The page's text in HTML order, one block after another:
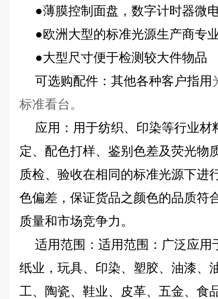
●薄膜控制面盘，数字计时器微
●欧洲大型的标准光源生产商专
●大型尺寸便于检测较大件物品
可选购配件：其他各种客户指用
标准看台。
应用 ：用于纺织、印染等行业
定、配色打样、鉴别色差及荧光物
质检、验收在相同的标准光源下进
色偏差，保证货品之颜色的品质符
质量和市场竞争力。
适用范围： 适用范围：广泛应用
纸业，玩具、印染、塑胶、油漆、
工、陶瓷、鞋业、皮革、五金、食